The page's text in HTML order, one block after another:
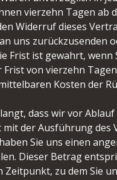
vierzehn Tagen ab
Widerruf dieses
uns zurückzusenden
Frist ist gewahrt, wenn
von vierzehn
Kosten der
dass wir vor
der Ausführung des
Sie uns einen
Dieser Betrag
Zeitpunkt, zu dem Sie